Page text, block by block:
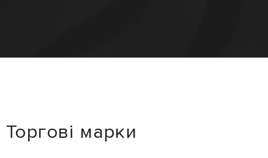
Торгові марки